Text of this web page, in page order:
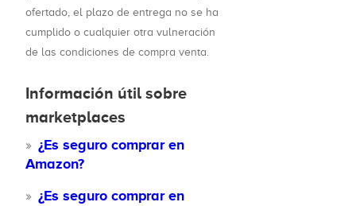
ofertado, el plazo de entrega no se ha
cumplido o cualquier otra vulneración
de las condiciones de compra venta.
Información útil sobre
marketplaces
¿Es seguro comprar en
Amazon?
¿Es seguro comprar en